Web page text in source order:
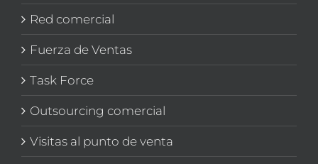
Red comercial
Fuerza de Ventas
Task Force
Outsourcing comercial
Visitas al punto de venta